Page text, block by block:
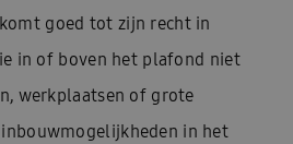
goed tot zijn recht in
in of boven het plafond niet
werkplaatsen of grote
in het